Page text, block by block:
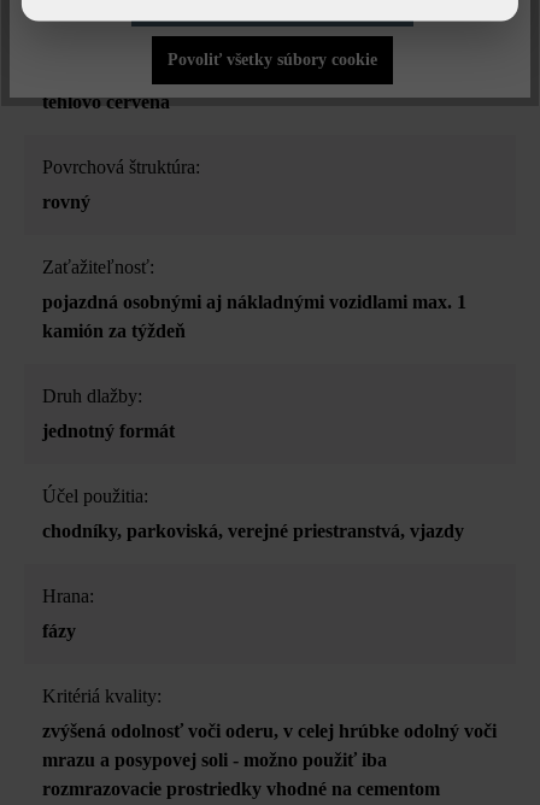
tehlovo červená
Povrchová štruktúra:
rovný
Zaťažiteľnosť:
pojazdná osobnými aj nákladnými vozidlami max. 1
kamión za týždeň
Druh dlažby:
jednotný formát
Účel použitia:
chodníky, parkoviská, verejné priestranstvá, vjazdy
Hrana:
fázy
Kritériá kvality:
zvýšená odolnosť voči oderu, v celej hrúbke odolný voči
mrazu a posypovej soli - možno použiť iba
rozmrazovacie prostriedky vhodné na cementom
Povoliť všetky súbory cookie